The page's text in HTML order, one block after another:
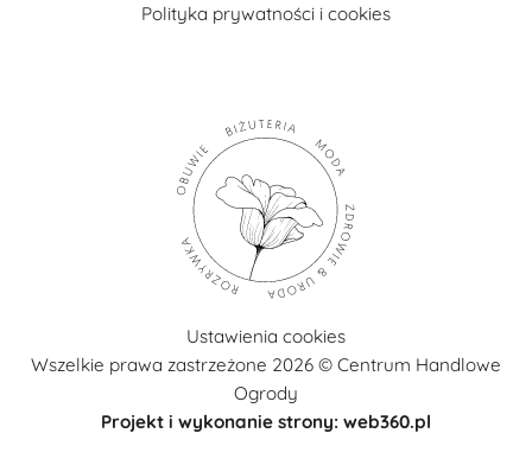
Polityka prywatności i cookies
Ustawienia cookies
Wszelkie prawa zastrzeżone 2026 © Centrum Handlowe
Ogrody
Projekt i wykonanie strony: web360.pl